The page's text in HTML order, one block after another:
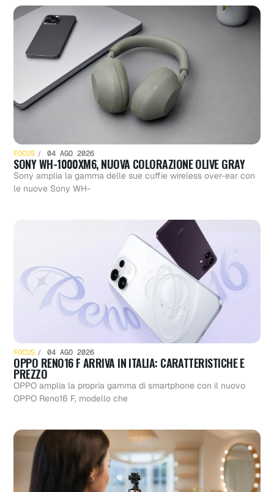
FOCUS 04 AGO 2026
SONY WH-1000XM6, NUOVA COLORAZIONE OLIVE GRAY
Sony amplia la gamma delle sue cuffie wireless over-ear con
le nuove Sony WH-
FOCUS 04 AGO 2026
OPPO RENO16 F ARRIVA IN ITALIA: CARATTERISTICHE E
PREZZO
OPPO amplia la propria gamma di smartphone con il nuovo
OPPO Reno16 F, modello che